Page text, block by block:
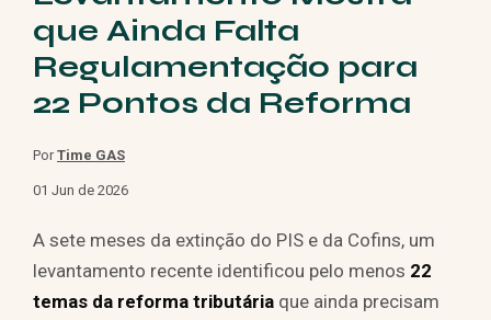
que Ainda Falta
Regulamentação para
22 Pontos da Reforma
PorTime GAS
01 Jun de 2026
A sete meses da extinção do PIS e da Cofins, um
levantamento recente identificou pelo menos 22
temas da reforma tributária que ainda precisam